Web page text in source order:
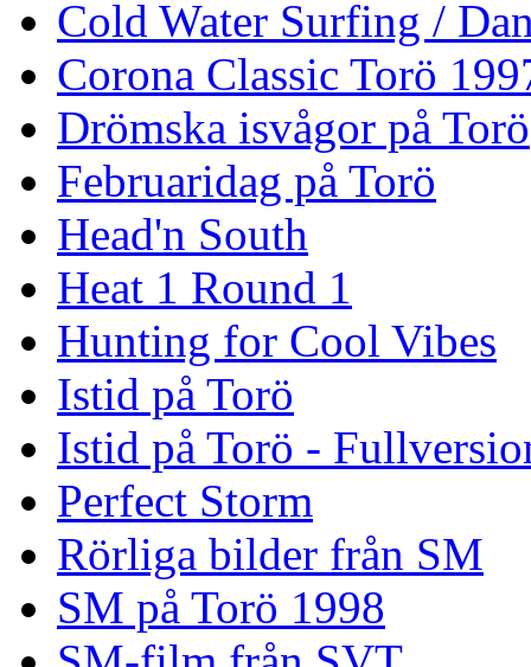
Cold Water Surfing /
Corona Classic Torö
Drömska isvågor på Torö
Februaridag på Torö
Head'n South
Heat 1 Round 1
Hunting for Cool Vibes
Istid på Torö
Istid på Torö -
Perfect Storm
Rörliga bilder från SM
SM på Torö 1998